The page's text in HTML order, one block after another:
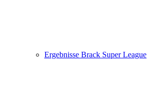
Ergebnisse Brack Super League